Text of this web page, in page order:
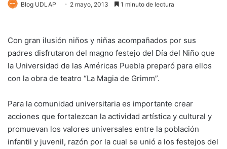
Blog UDLAP 2 mayo, 2013 1 minuto de lectura
Con gran ilusión niños y niñas acompañados por sus
padres disfrutaron del magno festejo del Día del Niño que
la Universidad de las Américas Puebla preparó para ellos
con la obra de teatro “La Magia de Grimm”.
Para la comunidad universitaria es importante crear
acciones que fortalezcan la actividad artística y cultural y
promuevan los valores universales entre la población
infantil y juvenil, razón por la cual se unió a los festejos del